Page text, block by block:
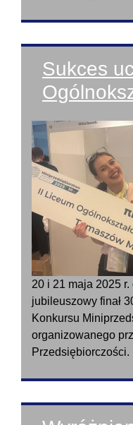
Sukces
20 i 21 maja 2025
jubileuszowy finał
Konkursu
organizowanego
Przedsiębiorczości.